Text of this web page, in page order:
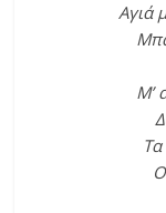
Αγιά
Μ’